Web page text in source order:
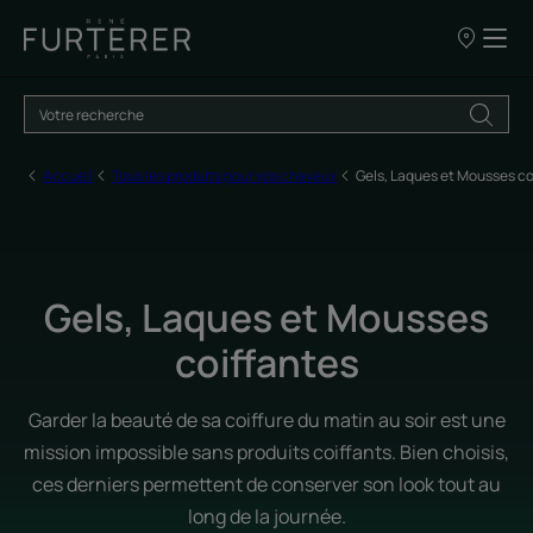
NOS
VENTE
Accueil Tous les produits pour vos cheveux Gels, Laques et Mousses
Gels, Laques et Mousses
coiffantes
Garder la beauté de sa coiffure du matin au soir est une
mission impossible sans produits coiffants. Bien choisis,
ces derniers permettent de conserver son look tout au
long de la journée.